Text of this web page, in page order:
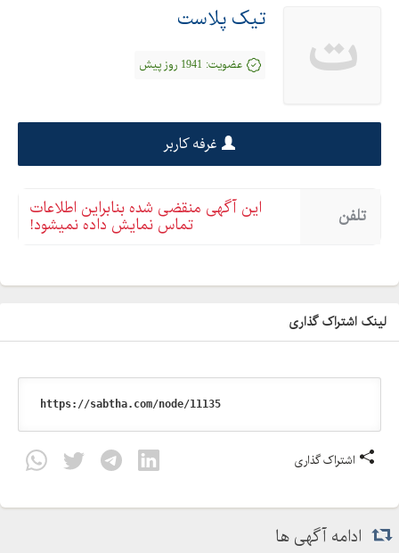
کرج - هفت جوی - شهرک صنعتی زرین دشت
ت تیک پلاست
عضویت: 1941 روز پیش
غرفه کاربر
تلفن این آگهی منقضی شده بنابراین اطلاعات
تماس نمایش داده نمیشود!
لینک اشتراک گذاری
اشتراک گذاری
ادامه آگهی ها